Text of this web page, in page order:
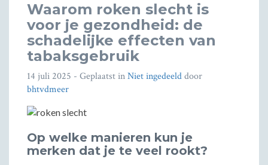
Waarom roken slecht is
voor je gezondheid: de
schadelijke effecten van
tabaksgebruik
14 juli 2025 - Geplaatst inNiet ingedeelddoor
bhtvdmeer
Op welke manieren kun je
merken dat je te veel rookt?